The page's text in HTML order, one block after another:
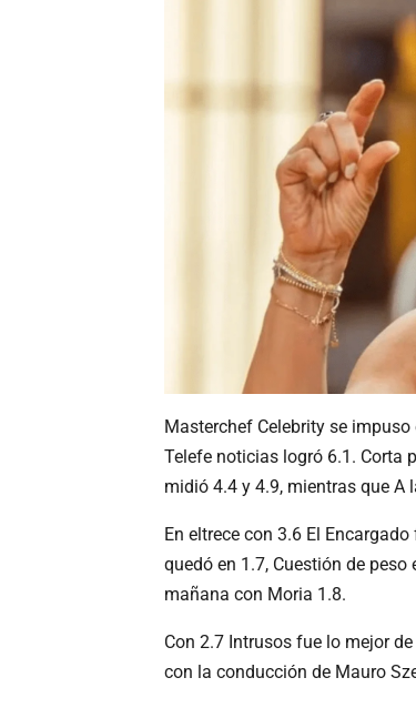
Masterchef Celebrity se
Telefe noticias logró 6.1. Corta
midió 4.4 y 4.9, mientras que A
En eltrece con 3.6 El
quedó en 1.7, Cuestión de
mañana con Moria 1.8.
Con 2.7 Intrusos fue lo mejor
con la conducción de Mauro